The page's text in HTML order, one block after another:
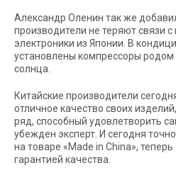
Александр Оленин так же
производители не теряют связи
электроники из Японии. В
установлены компрессоры
солнца.
Китайские производители
отличное качество своих
ряд, способный удовлетворить
убежден эксперт. И сегодня
на товаре «Made in China»,
гарантией качества.